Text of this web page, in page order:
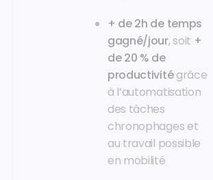
+ de 2h de temps
gagné/jour, soit +
de 20 % de
productivitégrâce
à l’automatisation
des tâches
chronophages et
au travail possible
en mobilité